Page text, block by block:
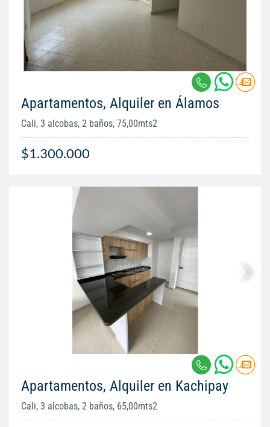
Apartamentos, Alquiler en Álamos
Cali, 3 alcobas, 2 baños, 75,00mts2
$1.300.000
Apartamentos, Alquiler en Kachipay
Cali, 3 alcobas, 2 baños, 65,00mts2